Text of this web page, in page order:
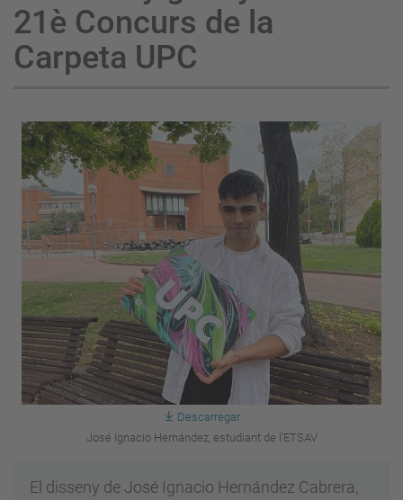
21è Concurs de la
Carpeta UPC
Descarregar
José Ignacio Hernández, estudiant de l'ETSAV
El disseny de José Ignacio Hernández Cabrera,